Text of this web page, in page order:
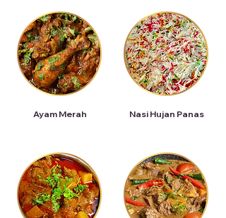
Ayam Merah Nasi Hujan Panas